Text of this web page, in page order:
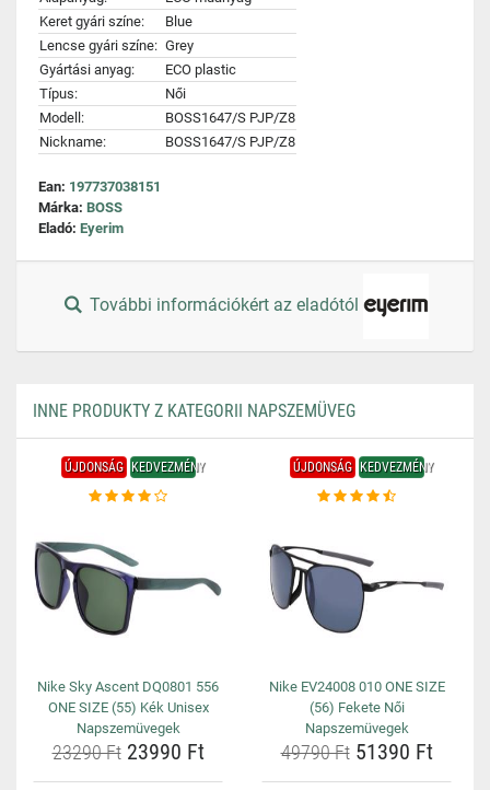
Keret gyári színe:
Blue
Lencse gyári színe: Grey
Gyártási anyag:
ECO plastic
Típus:
Női
Modell:
BOSS1647/S PJP/Z8
Nickname:
BOSS1647/S PJP/Z8
Ean: 197737038151
Márka: BOSS
Eladó: Eyerim
További információkért az eladótól
INNE PRODUKTY Z KATEGORII NAPSZEMÜVEG
ÚJDONSÁG KEDVEZMÉNY
Nike Sky Ascent DQ0801 556
ONE SIZE (55) Kék Unisex
Napszemüvegek
23290 Ft23990 Ft
ÚJDONSÁG KEDVEZMÉNY
Nike EV24008 010 ONE SIZE
(56) Fekete Női
Napszemüvegek
49790 Ft51390 Ft